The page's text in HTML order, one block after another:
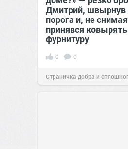
Дмитрий, швырнув
порога и, не
принявся
фурнитуру
0 0
Страничка добра и